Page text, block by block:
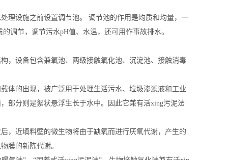
理设施之前设置调节池。 调节池的作用是均质和均量，一
调节，调节污水pH值、水温，还可用作事故排水。
，设备包含兼氧池、两级接触氧化池、沉淀池、接触消毒
体的出现，被广泛用于处理生活污水、垃圾渗滤液和工业
部分则是絮状悬浮生长于水中。因此它兼有活xing污泥法
，近填料壁的微生物将由于缺氧而进行厌氧代谢，产生的
膜的新陈代谢。